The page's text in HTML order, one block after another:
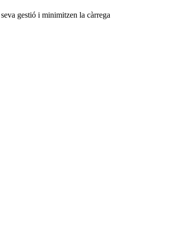
gestió i minimitzen la càrrega